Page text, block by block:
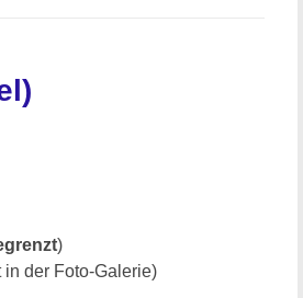
)
der Foto-Galerie)